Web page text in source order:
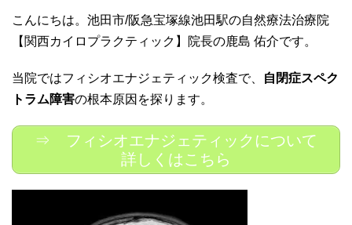
こんにちは。池田市/阪急宝塚線池田駅の自然療法治療院
【関西カイロプラクティック】院長の鹿島 佑介です。
当院ではフィシオエナジェティック検査で、
自閉症スペク
トラム障害の根本原因を探ります。
⇒ フィシオエナジェティックについて
詳しくはこちら